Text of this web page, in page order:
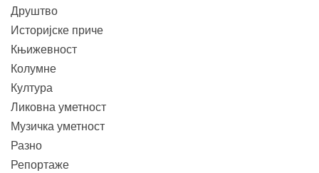
Друштво
Историјске приче
Књижевност
Колумне
Култура
Ликовна уметност
Музичка уметност
Разно
Репортаже